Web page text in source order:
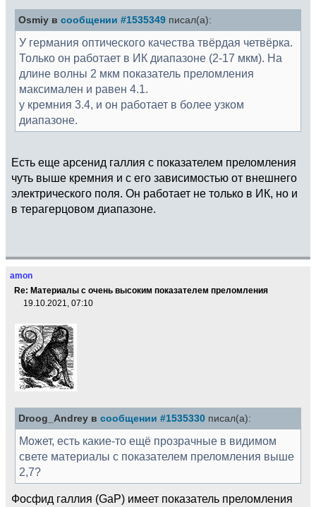
Osmiy в сообщении #1535349 писал(а):
У германия оптического качества твёрдая четвёрка.
Только он работает в ИК диапазоне (2-17 мкм). На
длине волны 2 мкм показатель преломления
максимален и равен 4.1.
у кремния 3.4, и он работает в более узком
диапазоне.
Есть еще арсенид галлия с показателем преломления
чуть выше кремния и с его зависимостью от внешнего
электрического поля. Он работает не только в ИК, но и
в терагерцовом диапазоне.
amon
Re: Материалы с очень высоким показателем преломления
19.10.2021, 07:10
Droog_Andrey в сообщении #1535330 писал(а):
Может, есть какие-то ещё прозрачные в видимом
свете материалы с показателем преломления выше
2,7?
Фосфид галлия (GaP) имеет показатель преломления